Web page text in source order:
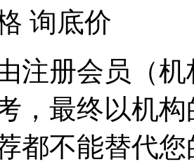
询底价
注册会员（
，最终以机
都不能替代